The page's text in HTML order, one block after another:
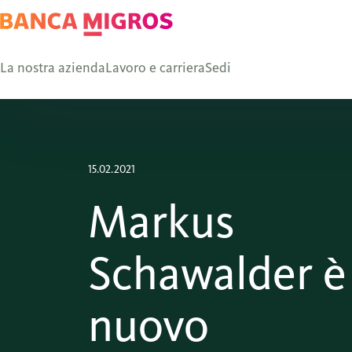
La nostra aziendaLavoro e carrieraSedi
15.02.2021
Markus
Schawalder
nuovo